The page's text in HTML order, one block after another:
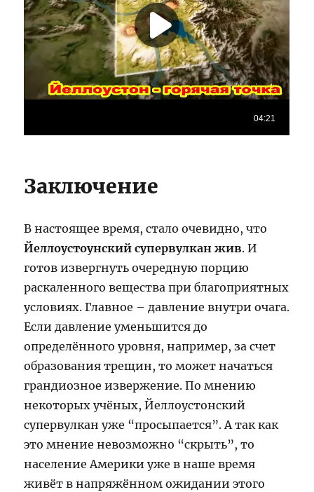
Заключение
В настоящее время, стало очевидно, что
Йеллоустоунский супервулкан жив. И
готов извергнуть очередную порцию
раскаленного вещества при благоприятных
условиях. Главное – давление внутри очага.
Если давление уменьшится до
определённого уровня, например, за счет
образования трещин, то может начаться
грандиозное извержение. По мнению
некоторых учёных, Йеллоустонский
супервулкан уже “просыпается”. А так как
это мнение невозможно “скрыть”, то
население Америки уже в наше время
живёт в напряжённом ожидании этого